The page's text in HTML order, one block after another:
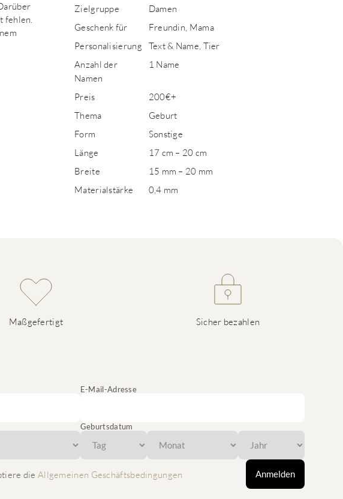
fehlen.
Zielgruppe
Damen
Geschenk für
Freundin, Mama
Personalisierung
Text & Name, Tier
Anzahl der
Namen
1 Name
Preis
200€+
Thema
Geburt
Form
Sonstige
Länge
17 cm – 20 cm
Breite
15 mm – 20 mm
Materialstärke
0,4 mm
Maßgefertigt Sicher bezahlen
E-Mail-Adresse
Geburtsdatum
die Allgemeinen Geschäftsbedingungen Anmelden